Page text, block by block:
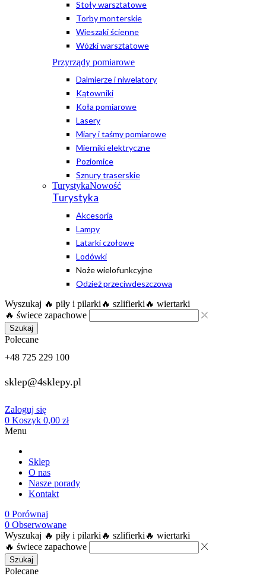
Stoły warsztatowe
Torby monterskie
Wieszaki ścienne
Wózki warsztatowe
Przyrządy pomiarowe
Dalmierze i niwelatory
Kątowniki
Koła pomiarowe
Lasery
Miary i taśmy pomiarowe
Mierniki elektryczne
Poziomice
Sznury traserskie
TurystykaNowość
Turystyka
Akcesoria
Lampy
Latarki czołowe
Lodówki
Noże wielofunkcyjne
Odzież przeciwdeszczowa
Wyszukaj 🔥 piły i pilarki 🔥 szlifierki 🔥 wiertarki
🔥 świece zapachowe
Szukaj
Polecane
+48 725 229 100
sklep@4sklepy.pl
Zaloguj się
0 Koszyk 0,00 zł
Menu
Sklep
O nas
Nasze porady
Kontakt
0 Porównaj
0 Obserwowane
Wyszukaj 🔥 piły i pilarki 🔥 szlifierki 🔥 wiertarki
🔥 świece zapachowe
Szukaj
Polecane